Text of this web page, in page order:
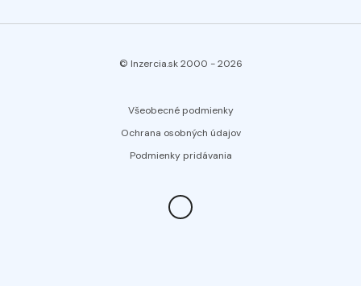
© Inzercia.sk 2000 -2026
Všeobecné podmienky
Ochrana osobných údajov
Podmienky pridávania